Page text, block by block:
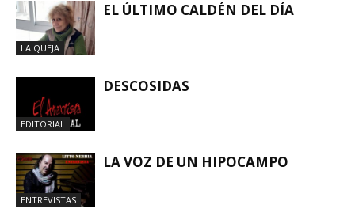
LA QUEJA
EL ÚLTIMO CALDÉN DEL DÍA
EDITORIAL
DESCOSIDAS
ENTREVISTAS
LA VOZ DE UN HIPOCAMPO